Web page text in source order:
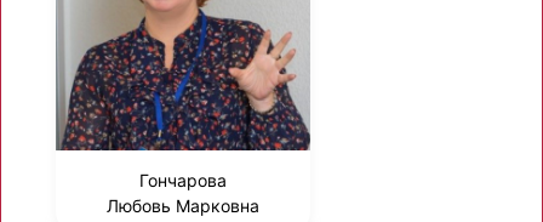
Гончарова
Любовь Марковна